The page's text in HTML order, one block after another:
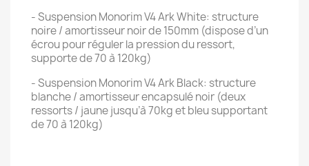
- Suspension Monorim V4 Ark White: structure
noire / amortisseur noir de 150mm (dispose d’un
écrou pour réguler la pression du ressort,
supporte de 70 à 120kg)
- Suspension Monorim V4 Ark Black: structure
blanche / amortisseur encapsulé noir (deux
ressorts / jaune jusqu’à 70kg et bleu supportant
de 70 à 120kg)